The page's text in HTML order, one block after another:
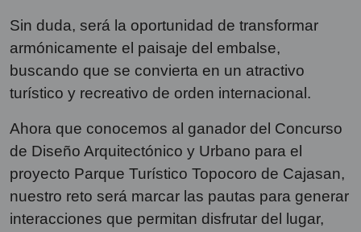
Sin duda, será la oportunidad de transformar
armónicamente el paisaje del embalse,
buscando que se convierta en un atractivo
turístico y recreativo de orden internacional.
Ahora que conocemos al ganador del Concurso
de Diseño Arquitectónico y Urbano para el
proyecto Parque Turístico Topocoro de Cajasan,
nuestro reto será marcar las pautas para generar
interacciones que permitan disfrutar del lugar,